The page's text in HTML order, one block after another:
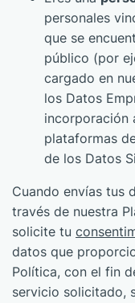
personales
que se
público (por
cargado en
los Datos
incorporación
plataformas
de los Datos
Cuando envías tus
través de nuestra
solicite tu
datos que
Política, con el fin
servicio solicitado,